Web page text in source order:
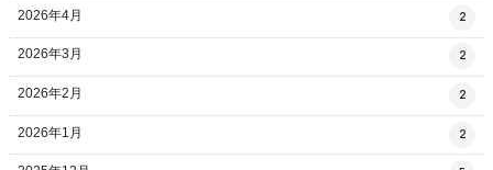
2026年4月 2
2026年3月 2
2026年2月 2
2026年1月 2